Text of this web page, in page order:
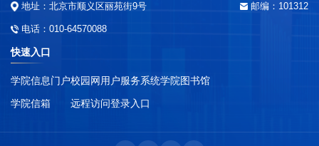
地址：北京市顺义区丽苑街9号 邮编：101312
电话：010-64570088
快速入口
学院信息门户
学院信箱
校园网用户服务系统
远程访问登录入口
学院图书馆